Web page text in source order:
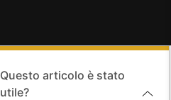
Questo articolo è stato
utile?